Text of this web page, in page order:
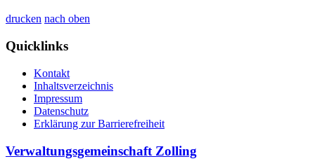
drucken nach oben
Quicklinks
Kontakt
Inhaltsverzeichnis
Impressum
Datenschutz
Erklärung zur Barrierefreiheit
Verwaltungsgemeinschaft Zolling